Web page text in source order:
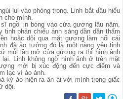
lui vào phòng trong. Linh bắt đầu hiểu
cho mình.
ngồi in bóng vào cửa gương lâu năm,
phản chiếu ánh sáng dần dần thấm
hoặc dội qua mặt gương làm nổi cái
đã ảo tưởng đó là một nàng yêu tinh
mỗi lần mở cửa gương ra thì hình ảnh
Linh không ngờ hình ảnh ở trên mặt
mới bị xúc động đến cực điểm và
lạc vì ảo ảnh.
kỳ ảo hiện ra ân ái với mình trong giấc
dội.